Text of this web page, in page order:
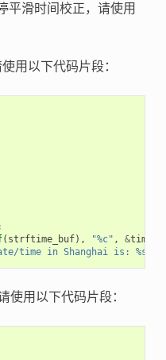
平滑时间校正，请使用
用以下代码片段：
( strftime_buf), "%c" , &
time in Shanghai is: %s"
使用以下代码片段：